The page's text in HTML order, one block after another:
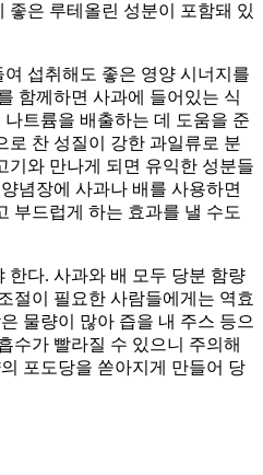
좋은 루테올린 성분이 포함돼 있
섭취해도 좋은 영양 시너지를
함께하면 사과에 들어있는 식
트륨을 배출하는 데 도움을 준
로 찬 성질이 강한 과일류로 분
기와 만나게 되면 유익한 성분들
념장에 사과나 배를 사용하면
부드럽게 하는 효과를 낼 수도
한다. 사과와 배 모두 당분 함량
절이 필요한 사람들에게는 역효
물량이 많아 즙을 내 주스 등으
수가 빨라질 수 있으니 주의해
포도당을 쏟아지게 만들어 당